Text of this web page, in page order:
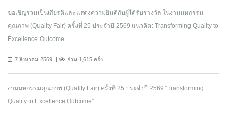
ขอเชิญร่วมเป็นเกียรติและแสดงความยินดีกับผู้ได้รับรางวัล ในงานมหกรรม
คุณภาพ (Quality Fair) ครั้งที่ 25 ประจำปี 2569 แนวคิด: Transforming Quality to
Excellence Outcome
7 สิงหาคม 2569 อ่าน 1,615 ครั้ง
งานมหกรรมคุณภาพ (Quality Fair) ครั้งที่ 25 ประจำปี 2569 “Transforming
Quality to Excellence Outcome”